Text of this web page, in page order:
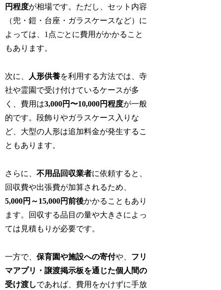
円程度が相場です。ただし、セット内容
（兜・鎧・台座・ガラスケースなど）に
よっては、1点ごとに費用がかかること
もあります。
次に、 人形供養を利用する方法では、寺
社や霊園で受け付けているケースが多
く、費用は3,000円〜10,000円程度が一般
的です。段飾りやガラスケース入りな
ど、大型の人形は追加料金が発生するこ
ともあります。
さらに、不用品回収業者に依頼すると、
回収費や出張費が加算されるため、
5,000円～15,000円前後かかることもあり
ます。回収する品目の量や大きさによっ
ては見積もりが必要です。
一方で、保育園や施設への寄付や、 フリ
マアプリ・譲渡掲示板を通じた個人間の
受け渡しであれば、費用をかけずに手放